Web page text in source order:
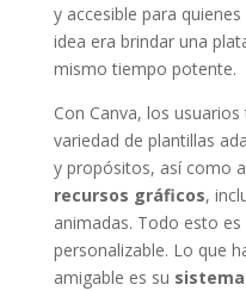
y accesible para
idea era brindar una
mismo tiempo potente.
Con Canva, los
variedad de plantillas
y propósitos, así como
recursos gráficos,
animadas. Todo esto
personalizable. Lo que
amigable es su